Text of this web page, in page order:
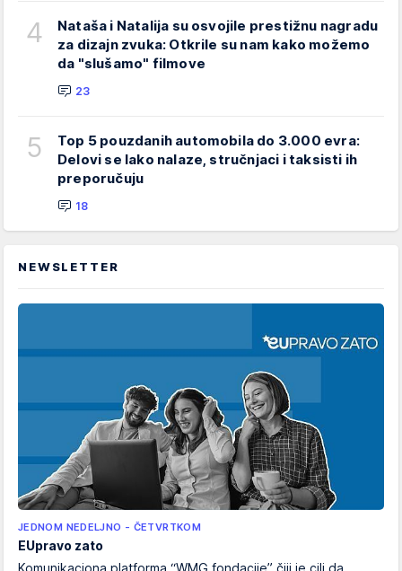
4
Nataša i Natalija su osvojile prestižnu nagradu
za dizajn zvuka: Otkrile su nam kako možemo
da "slušamo" filmove
23
5
Top 5 pouzdanih automobila do 3.000 evra:
Delovi se lako nalaze, stručnjaci i taksisti ih
preporučuju
18
NEWSLETTER
JEDNOM NEDELJNO - ČETVRTKOM
EUpravo zato
Komunikaciona platforma “WMG fondacije” čiji je cilj da